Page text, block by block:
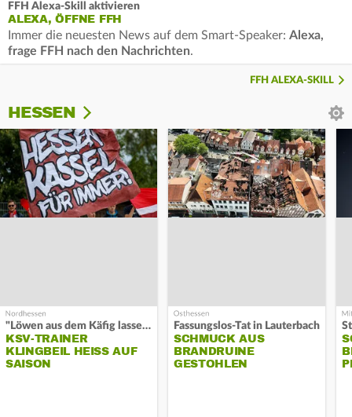
FFH Alexa-Skill aktivieren
ALEXA, ÖFFNE FFH
Immer die neuesten News auf dem Smart-Speaker: Alexa,
frage FFH nach den Nachrichten.
FFH ALEXA-SKILL
HESSEN
"Löwen aus dem Käfig lassen"
KSV-TRAINER
KLINGBEIL HEISS AUF S
AISON
Fassungslos-Tat in Lauterbach
SCHMUCK AUS
BRANDRUINE
GESTOHLEN